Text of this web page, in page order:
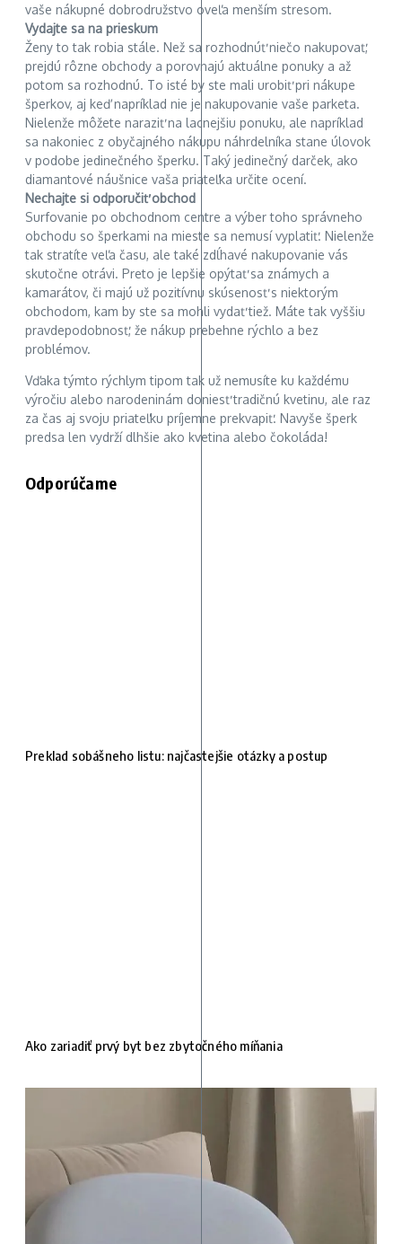
vaše nákupné dobrodružstvo oveľa menším stresom.
Vydajte sa na prieskum
Ženy to tak robia stále. Než sa rozhodnúť niečo nakupovať,
prejdú rôzne obchody a porovnajú aktuálne ponuky a až
potom sa rozhodnú. To isté by ste mali urobiť pri nákupe
šperkov, aj keď napríklad nie je nakupovanie vaše parketa.
Nielenže môžete naraziť na lacnejšiu ponuku, ale napríklad
sa nakoniec z obyčajného nákupu náhrdelníka stane úlovok
v podobe jedinečného šperku. Taký jedinečný darček, ako
diamantové náušnice vaša priateľka určite ocení.
Nechajte si odporučiť obchod
Surfovanie po obchodnom centre a výber toho správneho
obchodu so šperkami na mieste sa nemusí vyplatiť. Nielenže
tak stratíte veľa času, ale také zdĺhavé nakupovanie vás
skutočne otrávi. Preto je lepšie opýtať sa známych a
kamarátov, či majú už pozitívnu skúsenosť s niektorým
obchodom, kam by ste sa mohli vydať tiež. Máte tak vyššiu
pravdepodobnosť, že nákup prebehne rýchlo a bez
problémov.
Vďaka týmto rýchlym tipom tak už nemusíte ku každému
výročiu alebo narodeninám doniesť tradičnú kvetinu, ale raz
za čas aj svoju priateľku príjemne prekvapiť. Navyše šperk
predsa len vydrží dlhšie ako kvetina alebo čokoláda!
Odporúčame
Preklad sobášneho listu: najčastejšie otázky a postup
Ako zariadiť prvý byt bez zbytočného míňania